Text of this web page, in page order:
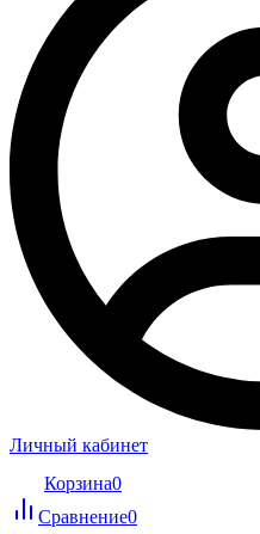
Личный кабинет
Корзина0
Сравнение0